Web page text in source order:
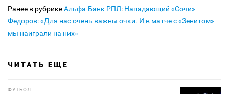
Ранее в рубрикеАльфа-Банк РПЛ: Нападающий «Сочи»
Федоров: «Для нас очень важны очки. И в матче с «Зенитом»
мы наиграли на них»
ЧИТАТЬ ЕЩЕ
ФУТБОЛ